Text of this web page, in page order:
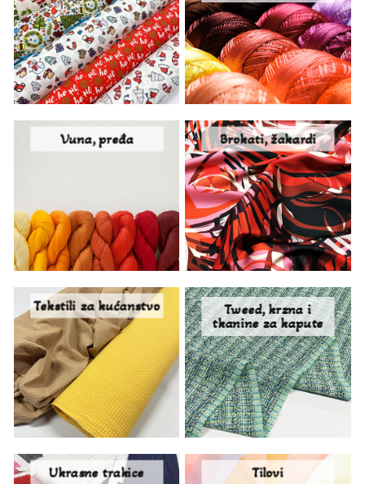
Vuna, pređa
Tekstili za kućanstvo
Ukrasne trakice
Brokati, žakardi
Tweed, krzna i
tkanine za kapute
Tilovi